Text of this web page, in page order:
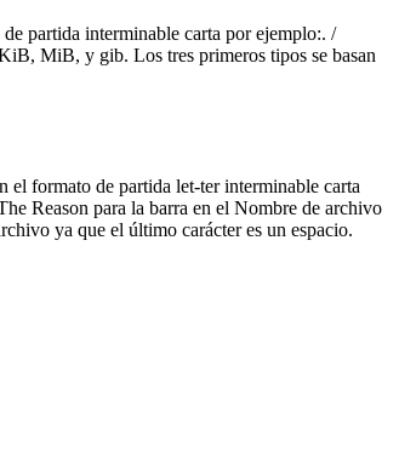
partida interminable carta por ejemplo:. /
MiB, y gib. Los tres primeros tipos se basan
formato de partida let-ter interminable carta
Reason para la barra en el Nombre de archivo
ya que el último carácter es un espacio.